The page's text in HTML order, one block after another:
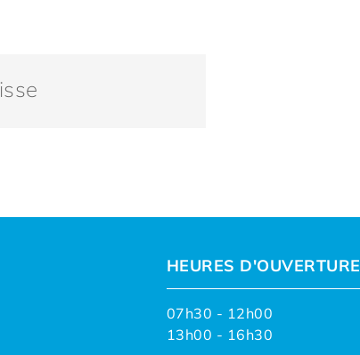
HEURES D'OUVERTURE
07h30 - 12h00
13h00 - 16h30